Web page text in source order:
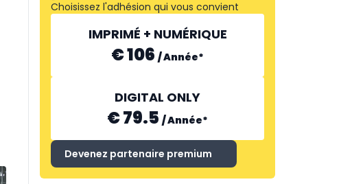
Choisissez l'adhésion qui vous convient
IMPRIMÉ + NUMÉRIQUE
€ 106 /Année*
DIGITAL ONLY
€ 79.5 /Année*
Devenez partenaire premium